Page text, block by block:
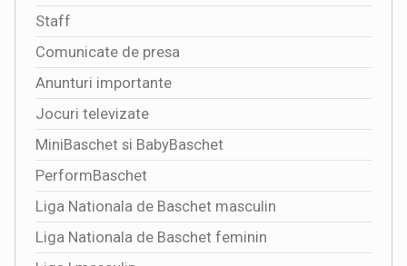
Staff
Comunicate de presa
Anunturi importante
Jocuri televizate
MiniBaschet si BabyBaschet
PerformBaschet
Liga Nationala de Baschet masculin
Liga Nationala de Baschet feminin